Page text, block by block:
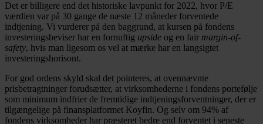
Det er billigere end det historiske lavpunkt for 2022, hvor P/E
værdien var på 30 gange de næste 12 måneder forventede
indtjening. Vi vurderer på den baggrund, at kursen på fondens
investeringsbeviser har en fornuftig upside og en fair margin-of-
safety, hvis man ligesom os vel at mærke har en langsigtet
investeringshorisont.
For god ordens skyld skal det pointeres, at ovennævnte
prisbetragtninger forudsætter, at virksomhederne i fondens portefølje
som minimum indfrier de fremtidige indtjeningsforventninger, der er
tilgængelige på finansplatformet Koyfin. Og selv om 94% af
fondens virksomheder har præsteret bedre end forventet i seneste